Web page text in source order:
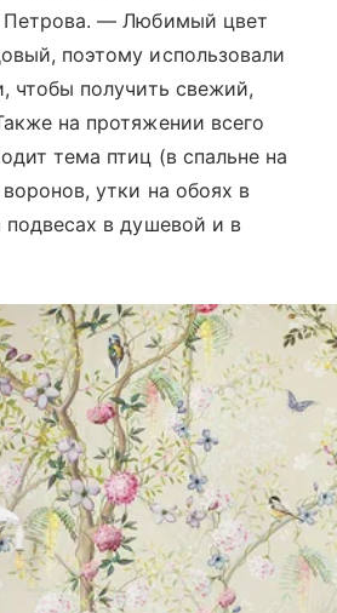
Петрова. — Любимый цвет
поэтому использовали
чтобы получить свежий,
на протяжении всего
тема птиц (в спальне на
утки на обоях в
подвесах в душевой и в